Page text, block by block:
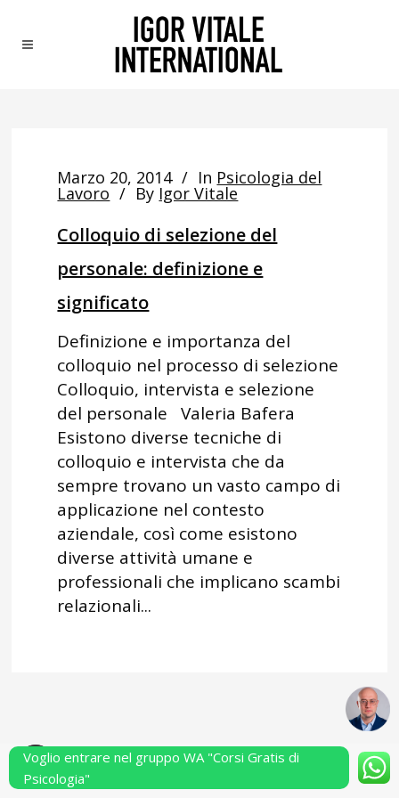
Marzo 20, 2014 In Psicologia del
Lavoro By Igor Vitale
Colloquio di selezione del
personale: definizione e
significato
Definizione e importanza del
colloquio nel processo di selezione
Colloquio, intervista e selezione
del personale Valeria Bafera
Esistono diverse tecniche di
colloquio e intervista che da
sempre trovano un vasto campo di
applicazione nel contesto
aziendale, così come esistono
diverse attività umane e
professionali che implicano scambi
relazionali...
Powered by Performarsi S.a.s.
Voglio entrare nel gruppo WA "Corsi Gratis di
Psicologia"